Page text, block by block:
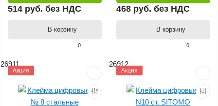
0
514 руб. без НДС
В корзину
0
468 руб. без НДС
В корзину
26911
Акция
26912
Акция